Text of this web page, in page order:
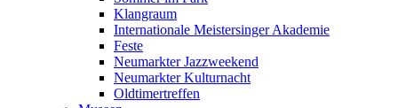
Klangraum
Internationale Meistersinger Akademie
Feste
Neumarkter Jazzweekend
Neumarkter Kulturnacht
Oldtimertreffen